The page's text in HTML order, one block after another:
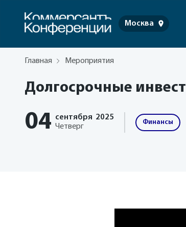
Москва
Главная Мероприятия
Долгосрочные
04 сентября 2025
Четверг
Финансы